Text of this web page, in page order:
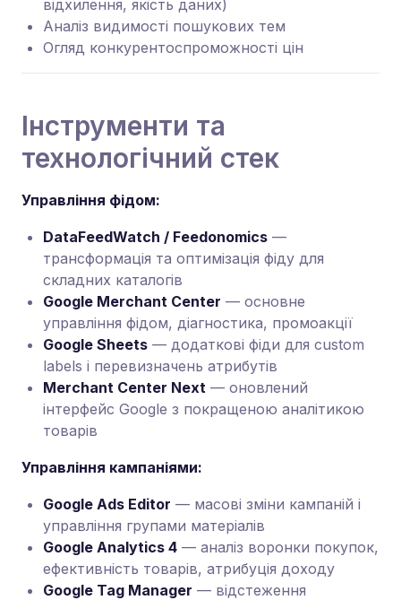
відхилення, якість даних)
Аналіз видимості пошукових тем
Огляд конкурентоспроможності цін
Інструменти та
технологічний стек
Управління фідом:
DataFeedWatch / Feedonomics —
трансформація та оптимізація фіду для
складних каталогів
Google Merchant Center — основне
управління фідом, діагностика, промоакції
Google Sheets — додаткові фіди для custom
labels і перевизначень атрибутів
Merchant Center Next — оновлений
інтерфейс Google з покращеною аналітикою
товарів
Управління кампаніями:
Google Ads Editor — масові зміни кампаній і
управління групами матеріалів
Google Analytics 4 — аналіз воронки покупок,
ефективність товарів, атрибуція доходу
Google Tag Manager — відстеження